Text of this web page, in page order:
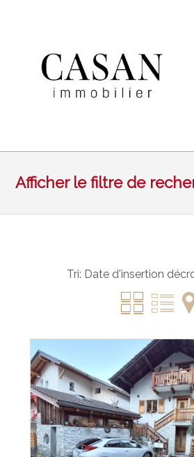
Afficher le filtre de
Tri: Date d'insertion